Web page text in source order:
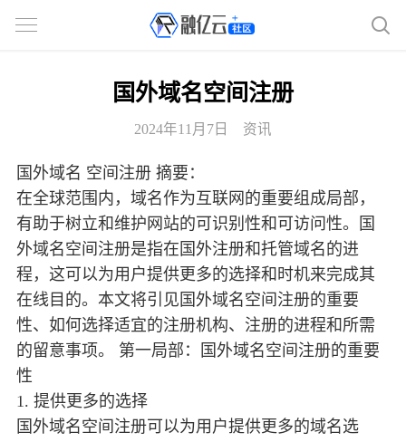
国外域名空间注册
2024年11月7日 资讯
国外域名 空间注册 摘要：
在全球范围内，域名作为互联网的重要组成局部，
有助于树立和维护网站的可识别性和可访问性。国
外域名空间注册是指在国外注册和托管域名的进
程，这可以为用户提供更多的选择和时机来完成其
在线目的。本文将引见国外域名空间注册的重要
性、如何选择适宜的注册机构、注册的进程和所需
的留意事项。 第一局部：国外域名空间注册的重要
性
1. 提供更多的选择
国外域名空间注册可以为用户提供更多的域名选